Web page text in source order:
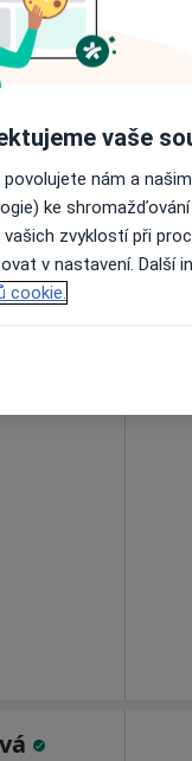
vaše
povolujete nám a
ke
vašich zvyklostí při
v nastavení. Další
cookie.